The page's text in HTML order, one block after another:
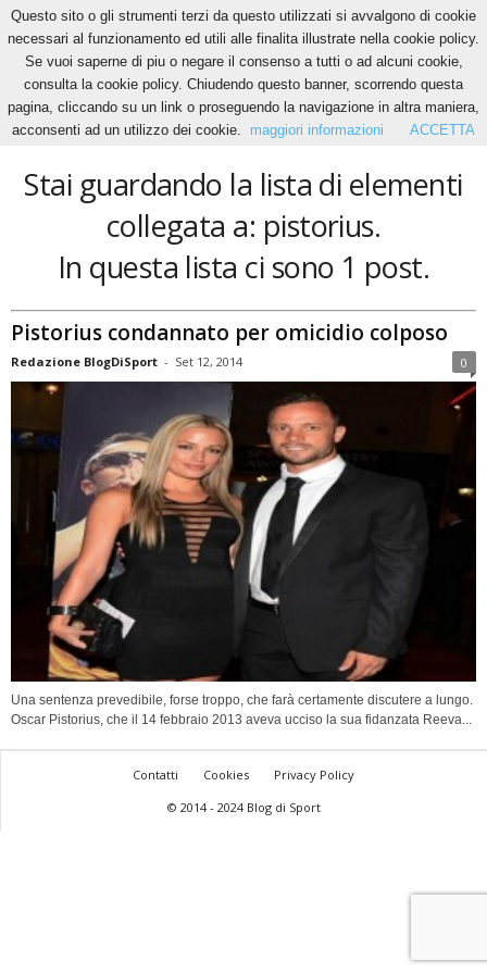
Home Tags Pistorius
pistorius
Stai guardando la lista di elementi
collegata a: pistorius.
In questa lista ci sono 1 post.
Pistorius condannato per omicidio colposo
Redazione BlogDiSport - Set 12, 2014 0
Una sentenza prevedibile, forse troppo, che farà certamente discutere a lungo.
Oscar Pistorius, che il 14 febbraio 2013 aveva ucciso la sua fidanzata Reeva...
Contatti Cookies
Privacy Policy
© 2014 - 2024 Blog di Sport
Questo sito o gli strumenti terzi da questo utilizzati si avvalgono di cookie
necessari al funzionamento ed utili alle finalita illustrate nella cookie policy.
Se vuoi saperne di piu o negare il consenso a tutti o ad alcuni cookie,
consulta la cookie policy. Chiudendo questo banner, scorrendo questa
pagina, cliccando su un link o proseguendo la navigazione in altra maniera,
acconsenti ad un utilizzo dei cookie.
maggiori informazioni ACCETTA